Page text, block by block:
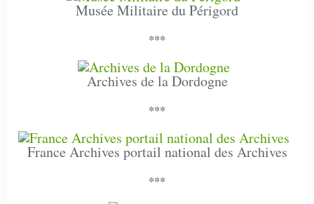
Musée Militaire du Périgord
***
Archives de la Dordogne
***
France Archives portail national des Archives
***